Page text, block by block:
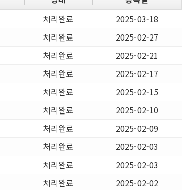
처리완료
2025-03-18
처리완료
2025-02-27
처리완료
2025-02-21
처리완료
2025-02-17
처리완료
2025-02-15
처리완료
2025-02-10
처리완료
2025-02-09
처리완료
2025-02-03
처리완료
2025-02-03
처리완료
2025-02-02